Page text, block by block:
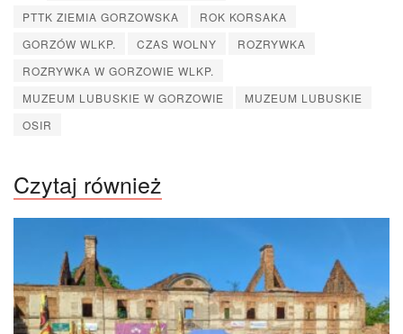
PTTK ZIEMIA GORZOWSKA
ROK KORSAKA
GORZÓW WLKP.
CZAS WOLNY
ROZRYWKA
ROZRYWKA W GORZOWIE WLKP.
MUZEUM LUBUSKIE W GORZOWIE
MUZEUM LUBUSKIE
OSIR
Czytaj również